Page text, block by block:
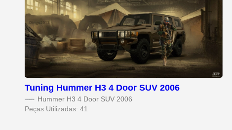
Tuning Hummer H3 4 Door SUV 2006
Hummer H3 4 Door SUV 2006
Peças Utilizadas: 41